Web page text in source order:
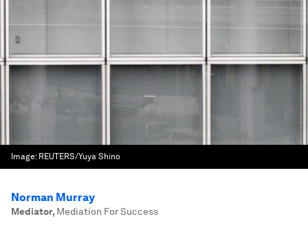
Image: REUTERS/Yuya Shino
Norman Murray
Mediator, Mediation For Success